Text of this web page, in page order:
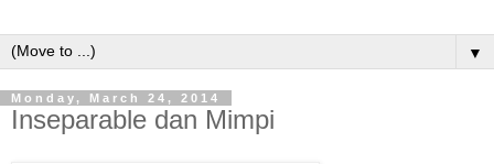
▼
Monday, March 24, 2014
Inseparable dan Mimpi